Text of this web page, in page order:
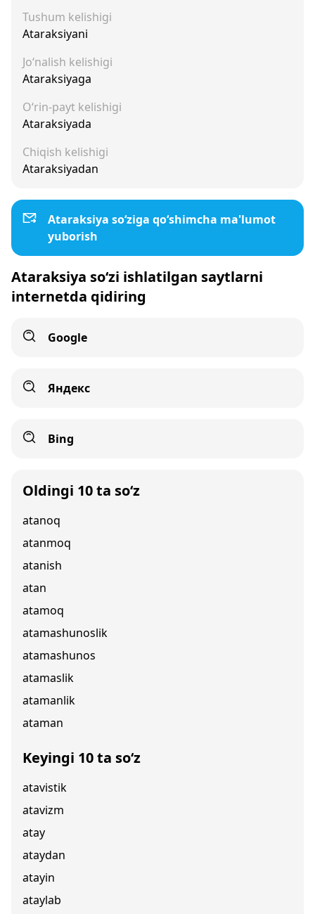
Tushum kelishigi
Ataraksiyani
Jo‘nalish kelishigi
Ataraksiyaga
O‘rin-payt kelishigi
Ataraksiyada
Chiqish kelishigi
Ataraksiyadan
Ataraksiya so‘ziga qo‘shimcha ma'lumot
yuborish
Ataraksiya so‘zi ishlatilgan saytlarni
internetda qidiring
Google
Яндекс
Bing
Oldingi 10 ta so‘z
atanoq
atanmoq
atanish
atan
atamoq
atamashunoslik
atamashunos
atamaslik
atamanlik
ataman
Keyingi 10 ta so‘z
atavistik
atavizm
atay
ataydan
atayin
ataylab